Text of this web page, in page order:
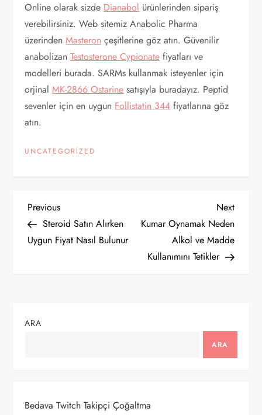
Online olarak sizde Dianabol ürünlerinden sipariş
verebilirsiniz. Web sitemiz Anabolic Pharma
üzerindenMasteron çeşitlerine göz atın. Güvenilir
anabolizanTestosterone Cypionate fiyatları ve
modelleri burada. SARMs kullanmak isteyenler için
orjinalMK-2866 Ostarine satışıyla buradayız. Peptid
sevenler için en uygun Follistatin 344 fiyatlarına göz
atın.
UNCATEGORIZED
Y
a
g
i
Previous
Post
Previous
Steroid Satın Alırken
Uygun Fiyat Nasıl Bulunur
Next
Post
Next
Kumar Oynamak Neden
Alkol ve Madde
Kullanımını Tetikler
ARA
ARA
Bedava Twitch Takipçi Çoğaltma